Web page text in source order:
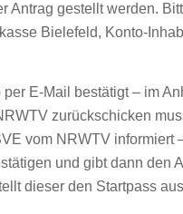
Antrag gestellt werden.
Bielefeld, Konto-
E-Mail bestätigt – im
zurückschicken
vom NRWTV informiert
und gibt dann den
dieser den Startpass